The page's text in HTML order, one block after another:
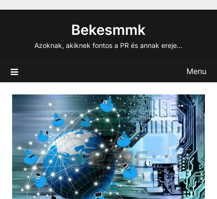
Bekesmmk
Azoknak, akiknek fontos a PR és annak ereje…
Menu